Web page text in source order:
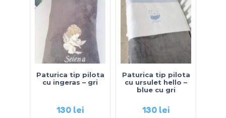
Paturica tip pilota
cu ingeras – gri
130 lei
Paturica tip pilota
cu ursulet hello –
blue cu gri
130 lei